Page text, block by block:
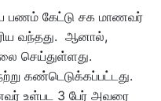
பணம் கேட்டு சக மாணவர்
வந்தது. ஆனால்,
செய்துள்ளது.
கண்டெடுக்கப்பட்டது.
உள்பட 3 பேர் அவரை